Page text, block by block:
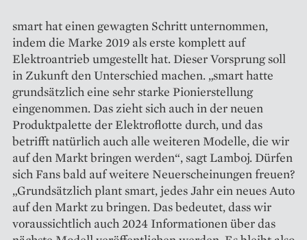
smart hat einen gewagten Schritt unternommen,
indem die Marke 2019 als erste komplett auf
Elektroantrieb umgestellt hat. Dieser Vorsprung soll
in Zukunft den Unterschied machen. „smart hatte
grundsätzlich eine sehr starke Pionier­stellung
eingenommen. Das zieht sich auch in der neuen
Produktpalette der Elektroflotte durch, und das
betrifft natürlich auch alle weiteren Modelle, die wir
auf den Markt bringen werden“, sagt Lamboj. Dürfen
sich Fans bald auf weitere Neuerscheinungen freuen?
„Grundsätzlich plant smart, jedes Jahr ein neues Auto
auf den Markt zu bringen. Das bedeutet, dass wir
voraussichtlich auch 2024 Informationen über das